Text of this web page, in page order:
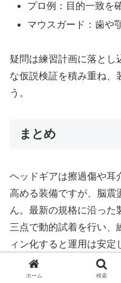
プロ例：目的一致を
マウスガード：歯や
疑問は練習計画に落とし
な仮説検証を積み重ね、
う。
まとめ
ヘッドギアは擦過傷や耳
高める装備ですが、脳震
ん。最新の規格に沿った
三点で動的試着を行い、
ィン化すると運用は安
表を整備し、承認表示の
数値化して、試合当日の
ホーム 検索